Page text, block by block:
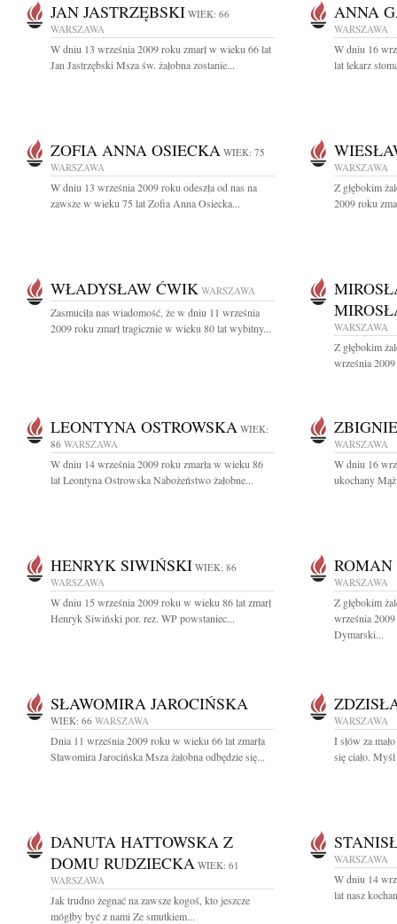
JAN JASTRZĘBSKI WIEK: 66
WARSZAWA
W dniu 13 września 2009 roku zmarł w wieku 66 lat
Jan Jastrzębski Msza św. żałobna zostanie...
ANNA
WARSZAWA
W dniu 16
lat lekarz
ZOFIA ANNA OSIECKA WIEK: 75
WARSZAWA
W dniu 13 września 2009 roku odeszła od nas na
zawsze w wieku 75 lat Zofia Anna Osiecka...
WARSZAWA
Z głębokim
2009 roku
WŁADYSŁAW ĆWIK WARSZAWA
Zasmuciła nas wiadomość, że w dniu 11 września
2009 roku zmarł tragicznie w wieku 80 lat wybitny...
WARSZAWA
Z głębokim
września
LEONTYNA OSTROWSKA WIEK:
86 WARSZAWA
W dniu 14 września 2009 roku zmarła w wieku 86
lat Leontyna Ostrowska Nabożeństwo żałobne...
WARSZAWA
W dniu 16
ukochany
HENRYK SIWIŃSKI WIEK: 86
WARSZAWA
W dniu 15 września 2009 roku w wieku 86 lat zmarł
Henryk Siwiński por. rez. WP powstaniec...
WARSZAWA
Z głębokim
września
Dymarski...
SŁAWOMIRA JAROCIŃSKA
WIEK: 66 WARSZAWA
Dnia 11 września 2009 roku w wieku 66 lat zmarła
Sławomira Jarocińska Msza żałobna odbędzie się...
WARSZAWA
I słów za
się ciało.
DANUTA HATTOWSKA Z
DOMU RUDZIECKA WIEK: 61
WARSZAWA
Jak trudno żegnać na zawsze kogoś, kto jeszcze
mógłby być z nami Ze smutkiem...
WARSZAWA
W dniu 14
lat nasz